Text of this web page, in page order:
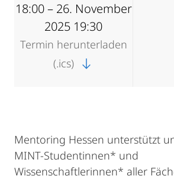
18:00 – 26. November
2025 19:30
Termin herunterladen
(.ics)
Mentoring Hessen unterstützt
MINT-Studentinnen* und
Wissenschaftlerinnen* aller